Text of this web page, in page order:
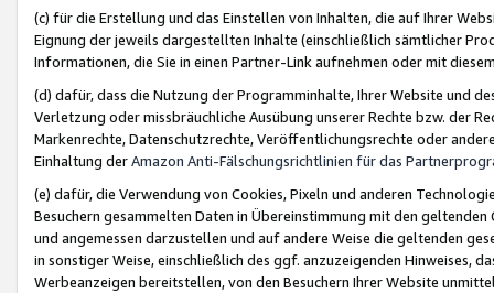
(c) für die Erstellung und das Einstellen von Inhalten, die auf Ihrer
Eignung der jeweils dargestellten Inhalte (einschließlich sämtlicher
Informationen, die Sie in einen Partner-Link aufnehmen oder mit
(d) dafür, dass die Nutzung der Programminhalte, Ihrer Website und
Verletzung oder missbräuchliche Ausübung unserer Rechte bzw. der
Markenrechte, Datenschutzrechte, Veröffentlichungsrechte oder
Einhaltung derAmazon Anti-Fälschungsrichtlinien für das
(e) dafür, die Verwendung von Cookies, Pixeln und anderen
Besuchern gesammelten Daten in Übereinstimmung mit den
und angemessen darzustellen und auf andere Weise die geltenden
in sonstiger Weise, einschließlich des ggf. anzuzeigenden Hinweises,
Werbeanzeigen bereitstellen, von den Besuchern Ihrer Website